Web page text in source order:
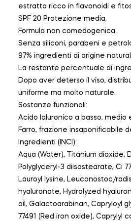
estratto ricco in flavonoidi e
SPF 20 Protezione media.
Formula non comedogenica.
Senza siliconi, parabeni e
97% ingredienti di origine
La restante percentuale di
Dopo aver deterso il viso,
uniforme ma molto naturale.
Sostanze funzionali:
Acido Ialuronico a basso,
Farro, frazione insaponificabile
Ingredienti (INCI):
Aqua (Water), Titanium dioxide,
Polyglyceryl-3 diisostearate, Ci
Lauroyl lysine, Leuconostoc/
hyaluronate, Hydrolyzed
oil, Galactoarabinan, Capryloyl
77491 (Red iron oxide),